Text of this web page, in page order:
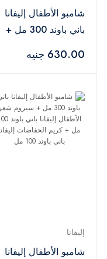
شامبو الأطفال إليفانا
باني باوند 300 مل +
باوند للحفاضات 100
مل
630.00 جنيه
إليفانا
شامبو الأطفال إليفانا